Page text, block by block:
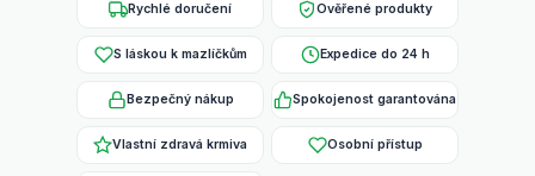
Rychlé doručení Ověřené produkty
S láskou k mazlíčkům Expedice do 24 h
Bezpečný nákup Spokojenost garantována
Vlastní zdravá krmiva Osobní přístup